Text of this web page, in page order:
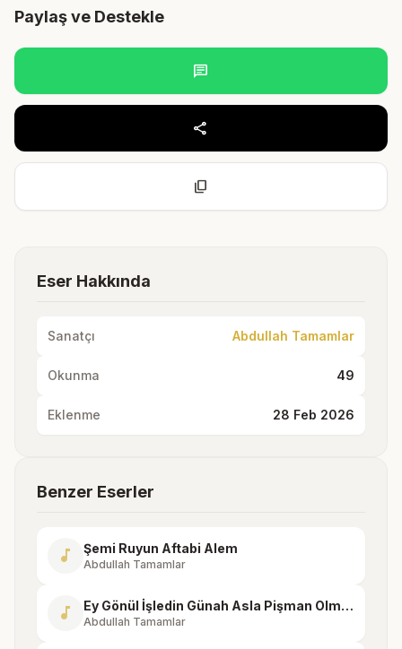
Paylaş ve Destekle
chat
share
content_copy
Eser Hakkında
Sanatçı Abdullah Tamamlar
Okunma 49
Eklenme 28 Feb 2026
Benzer Eserler
music_note Şemi Ruyun Aftabi Alem
Abdullah Tamamlar
music_note Ey Gönül İşledin Günah Asla Pişman Olmadın
Abdullah Tamamlar